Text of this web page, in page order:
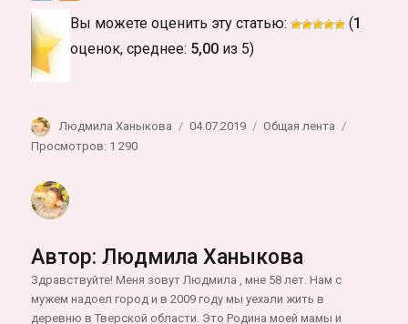
Вы можете оценить эту статью: (1
оценок, среднее: 5,00 из 5)
Автор
Людмила Ханыкова Опубликовано
04.07.2019 Рубрики
Общая лента
Просмотров: 1 290
Автор: Людмила Ханыкова
Здравствуйте! Меня зовут Людмила , мне 58 лет. Нам с
мужем надоел город и в 2009 году мы уехали жить в
деревню в Тверской области. Это Родина моей мамы и